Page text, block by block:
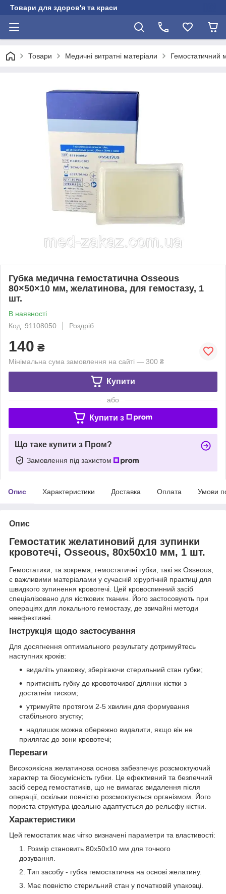
Товари для здоров'я та краси
Товари Медичні витратні матеріали Гемостатичний
Губка медична гемостатична Osseous
80×50×10 мм, желатинова, для гемостазу, 1
шт.
В наявності
Код: 91108050
Роздріб
140 ₴
Мінімальна сума замовлення на сайті — 300 ₴
Купити
або
Купити з
Що таке купити з Пром?
Замовлення під захистом
Опис Характеристики Доставка Оплата Умови
Опис
Гемостатик желатиновий для зупинки
кровотечі, Osseous, 80x50x10 мм, 1 шт.
Гемостатики, та зокрема, гемостатичні губки, такі як Osseous,
є важливими матеріалами у сучасній хірургічній практиці для
швидкого зупинення кровотечі. Цей кровоспинний засіб
спеціалізовано для кісткових тканин. Його застосовують при
операціях для локального гемостазу, де звичайні методи
неефективні.
Інструкція щодо застосування
Для досягнення оптимального результату дотримуйтесь
наступних кроків:
видаліть упаковку, зберігаючи стерильний стан губки;
притисніть губку до кровоточивої ділянки кістки з
достатнім тиском;
утримуйте протягом 2-5 хвилин для формування
стабільного згустку;
надлишок можна обережно видалити, якщо він не
прилягає до зони кровотечі;
Переваги
Високоякісна желатинова основа забезпечує розсмоктуючий
характер та біосумісність губки. Це ефективний та безпечний
засіб серед гемостатиків, що не вимагає видалення після
операції, оскільки повністю розсмоктується організмом. Його
пориста структура ідеально адаптується до рельєфу кістки.
Характеристики
Цей гемостатик має чітко визначені параметри та властивості:
Розмір становить 80x50x10 мм для точного
дозування.
Тип засобу - губка гемостатична на основі желатину.
Має повністю стерильний стан у початковій упаковці.